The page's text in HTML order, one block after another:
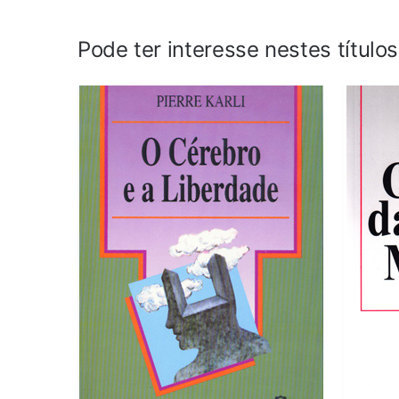
Pode ter interesse nestes